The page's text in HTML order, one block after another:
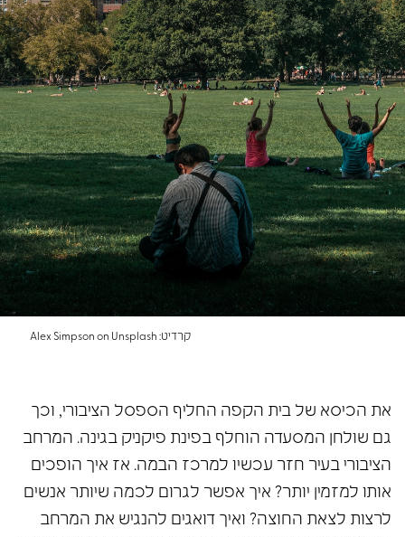
קרדיט: Alex Simpson on Unsplash
את הכיסא של בית הקפה החליף הספסל הציבורי, וכך
גם שולחן המסעדה הוחלף בפינת פיקניק בגינה. המרחב
הציבורי בעיר חזר עכשיו למרכז הבמה. אז איך הופכים
אותו למזמין יותר? איך אפשר לגרום לכמה שיותר אנשים
לרצות לצאת החוצה? ואיך דואגים להנגיש את המרחב